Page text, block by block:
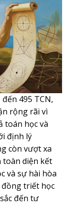
495 TCN,
rộng rãi vì
toán học và
định lý
còn vượt xa
toàn diện kết
và sự hài hòa
đồng triết học
đến tư